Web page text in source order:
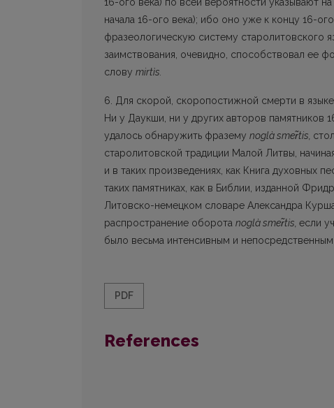
16-ого века) по всей вероятности указывают
начала 16-ого века); ибо оно уже к концу 16-
фразеологическую систему старолитовского
заимствования, очевидно, способствовал ее
слову mirtìs.
6. Для скорой, скоропостижной смерти в
Ни у Даукши, ни у других авторов памятников
удалось обнаружить фразему noglà smer̃tis,
старолитовской традиции Малой Литвы,
и в таких произведениях, как Книга духовных
таких памятниках, как в Библии, изданной
Литовско-немецком словаре Александра
распространение оборота noglà smer̃tis, если
было весьма интенсивным и
PDF
References